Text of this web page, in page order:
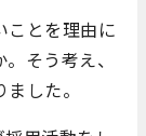
ことを理由に
そう考え、
した。